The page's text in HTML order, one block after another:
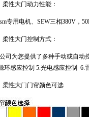
柔性大门动力性能：
专用电机、 SEW三相380V ，
柔性大门控制方式：
司为您提供了多种手动或自动
环感应控制 5.光电感应控制 6.
柔性大门 门帘颜色可选